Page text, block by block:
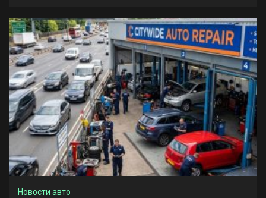
Новости авто